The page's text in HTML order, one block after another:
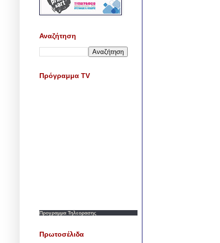
Αναζήτηση
Πρόγραμμα TV
Προγραμμα Τηλεορασης
Πρωτοσέλιδα